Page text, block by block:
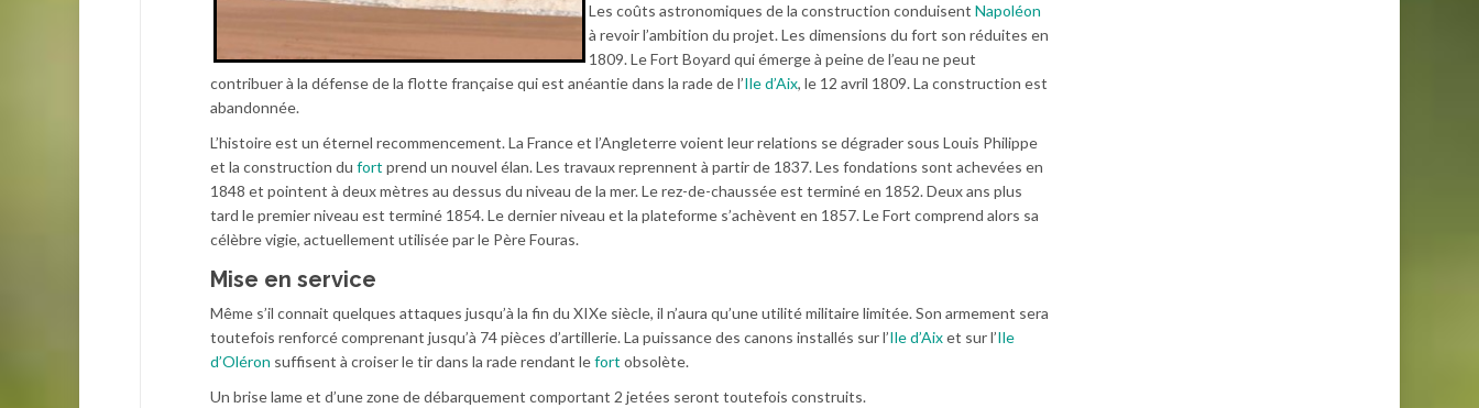
Les coûts astronomiques de la construction conduisent Napoléon
à revoir l’ambition du projet. Les dimensions du fort son réduites en
1809. Le Fort Boyard qui émerge à peine de l’eau ne peut
contribuer à la défense de la flotte française qui est anéantie dans la rade de l’Ile d’Aix, le 12 avril 1809. La construction est
abandonnée.
L’histoire est un éternel recommencement. La France et l’Angleterre voient leur relations se dégrader sous Louis Philippe
et la construction du fort prend un nouvel élan. Les travaux reprennent à partir de 1837. Les fondations sont achevées en
1848 et pointent à deux mètres au dessus du niveau de la mer. Le rez-de-chaussée est terminé en 1852. Deux ans plus
tard le premier niveau est terminé 1854. Le dernier niveau et la plateforme s’achèvent en 1857. Le Fort comprend alors sa
célèbre vigie, actuellement utilisée par le Père Fouras.
Mise en service
Même s’il connait quelques attaques jusqu’à la fin du XIXe siècle, il n’aura qu’une utilité militaire limitée. Son armement sera
toutefois renforcé comprenant jusqu’à 74 pièces d’artillerie. La puissance des canons installés sur l’Ile d’Aixet sur l’Ile
d’Oléron suffisent à croiser le tir dans la rade rendant lefort obsolète.
Un brise lame et d’une zone de débarquement comportant 2 jetées seront toutefois construits.